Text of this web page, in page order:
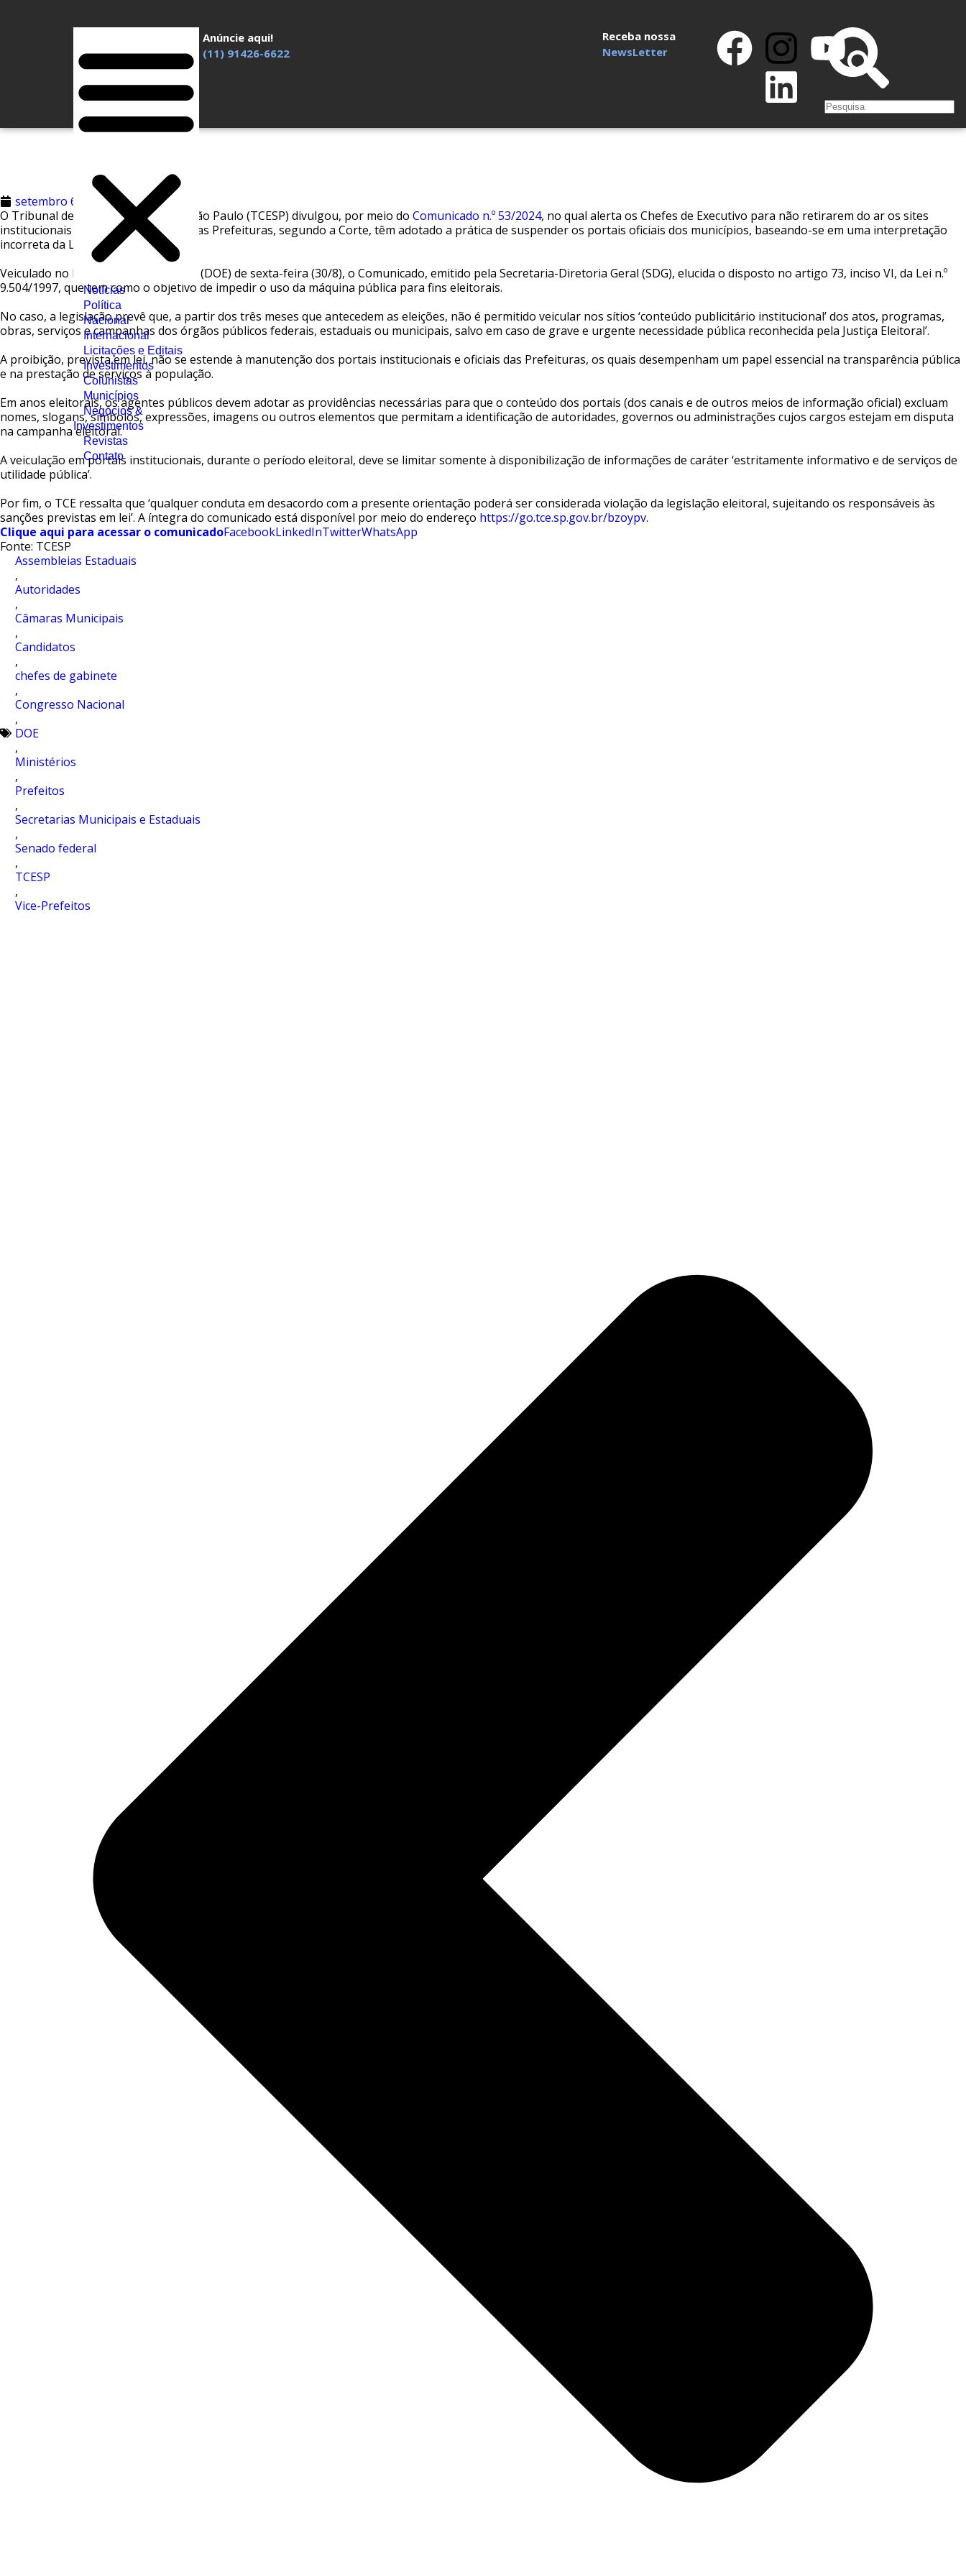
Notícias
Política
Nacional
Internacional
Licitações e Editais
Investimentos
Colunistas
Municípios
Negócios &
Investimentos
Revistas
Contato
Anúncie aqui!
(11) 91426-6622
Receba nossa
NewsLetter
setembro 6, 2024
Redação
O Tribunal de Contas do Estado de São Paulo (TCESP) divulgou, por meio do Comunicado n.º 53/2024, no qual alerta os Chefes de Executivo para não retirarem do ar os sites
institucionais das Prefeituras. Algumas Prefeituras, segundo a Corte, têm adotado a prática de suspender os portais oficiais dos municípios, baseando-se em uma interpretação
incorreta da Lei n.º 9.504/1997.
Veiculado no Diário Oficial Eletrônico (DOE) de sexta-feira (30/8), o Comunicado, emitido pela Secretaria-Diretoria Geral (SDG), elucida o disposto no artigo 73, inciso VI, da Lei n.º
9.504/1997, que tem como o objetivo de impedir o uso da máquina pública para fins eleitorais.
No caso, a legislação prevê que, a partir dos três meses que antecedem as eleições, não é permitido veicular nos sítios ‘conteúdo publicitário institucional’ dos atos, programas,
obras, serviços e campanhas dos órgãos públicos federais, estaduais ou municipais, salvo em caso de grave e urgente necessidade pública reconhecida pela Justiça Eleitoral’.
A proibição, prevista em lei, não se estende à manutenção dos portais institucionais e oficiais das Prefeituras, os quais desempenham um papel essencial na transparência pública
e na prestação de serviços à população.
Em anos eleitorais, os agentes públicos devem adotar as providências necessárias para que o conteúdo dos portais (dos canais e de outros meios de informação oficial) excluam
nomes, slogans, símbolos, expressões, imagens ou outros elementos que permitam a identificação de autoridades, governos ou administrações cujos cargos estejam em disputa
na campanha eleitoral.
A veiculação em portais institucionais, durante o período eleitoral, deve se limitar somente à disponibilização de informações de caráter ‘estritamente informativo e de serviços de
utilidade pública’.
Por fim, o TCE ressalta que ‘qualquer conduta em desacordo com a presente orientação poderá ser considerada violação da legislação eleitoral, sujeitando os responsáveis às
sanções previstas em lei’. A íntegra do comunicado está disponível por meio do endereço https://go.tce.sp.gov.br/bzoypv.
Clique aqui para acessar o comunicadoFacebookLinkedInTwitterWhatsApp
Fonte: TCESP
Assembleias Estaduais
,
Autoridades
,
Câmaras Municipais
,
Candidatos
,
chefes de gabinete
,
Congresso Nacional
,
DOE
,
Ministérios
,
Prefeitos
,
Secretarias Municipais e Estaduais
,
Senado federal
,
TCESP
,
Vice-Prefeitos